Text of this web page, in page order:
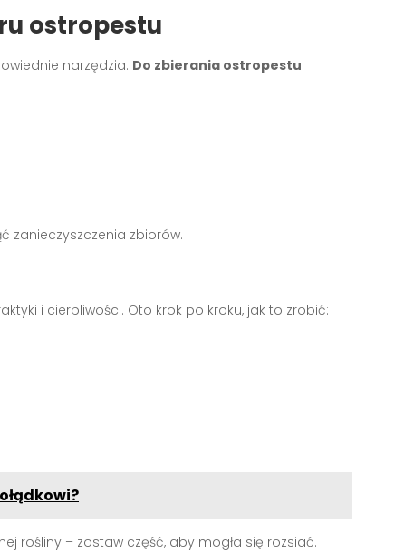
ostropestu
narzędzia. Do zbierania ostropestu
zanieczyszczenia zbiorów.
i cierpliwości. Oto krok po kroku, jak to zrobić:
rośliny – zostaw część, aby mogła się rozsiać.